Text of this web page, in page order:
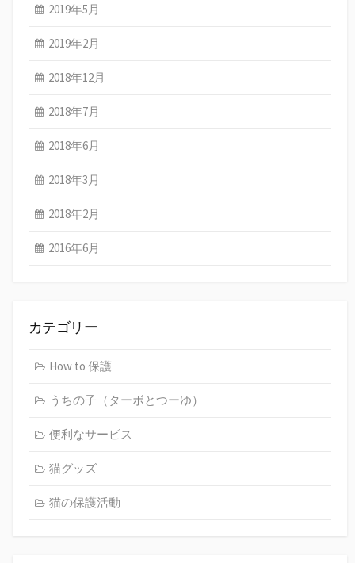
2019年5月
2019年2月
2018年12月
2018年7月
2018年6月
2018年3月
2018年2月
2016年6月
カテゴリー
How to 保護
うちの子（ターボとつーゆ）
便利なサービス
猫グッズ
猫の保護活動